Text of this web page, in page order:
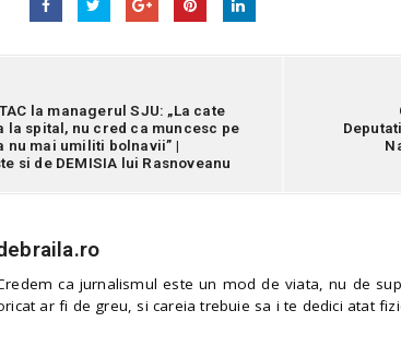
la managerul SJU: „La cate
la spital, nu cred ca muncesc pe
nu mai umiliti bolnavii” |
si de DEMISIA lui Rasnoveanu
ca jurnalismul este un mod de viata, nu de
ar fi de greu, si careia trebuie sa i te dedici atat